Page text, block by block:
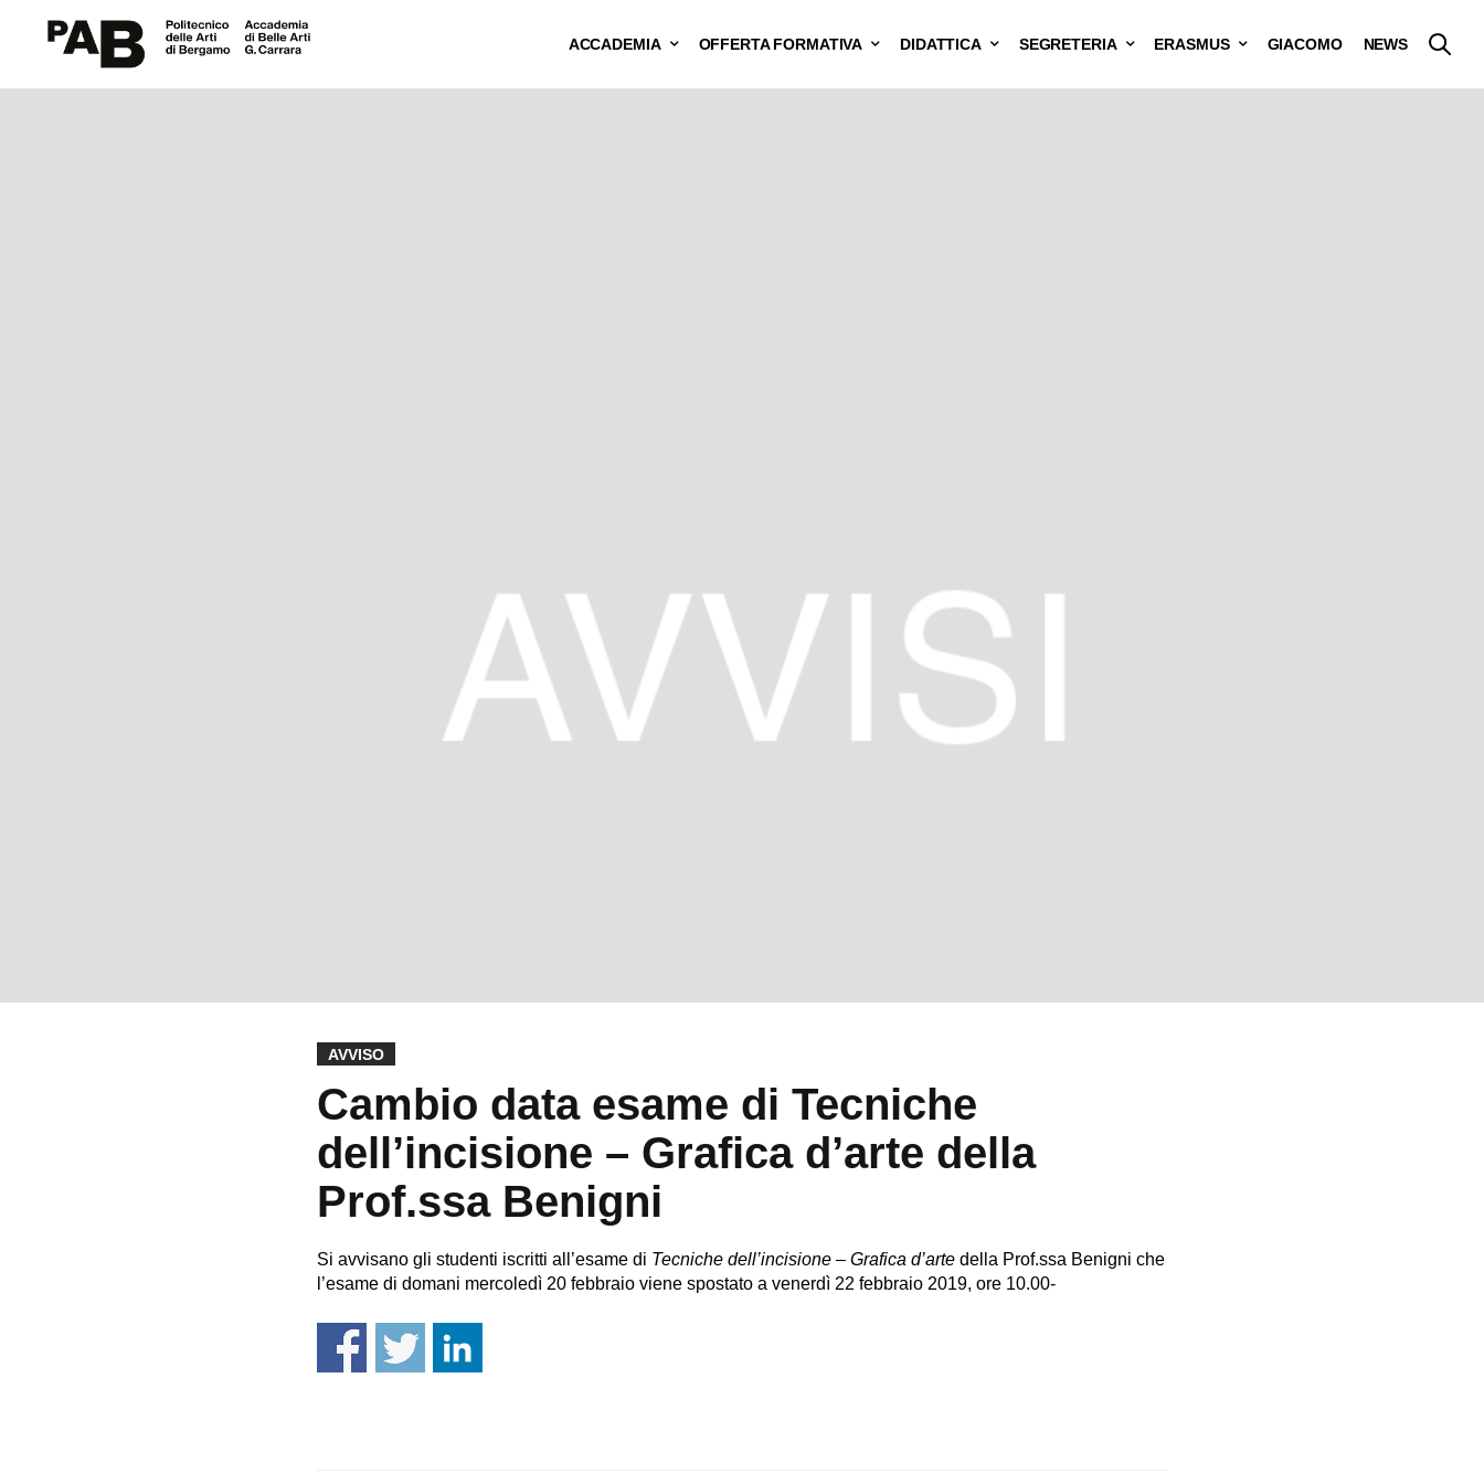
ACCADEMIA OFFERTA FORMATIVA DIDATTICA SEGRETERIA ERASMUS GIACOMO NEWS
AVVISO
Cambio data esame di Tecniche
dell’incisione – Grafica d’arte della
Prof.ssa Benigni
Si avvisano gli studenti iscritti all’esame di Tecniche dell’incisione – Grafica d’arte della Prof.ssa Benigni che
l’esame di domani mercoledì 20 febbraio viene spostato a venerdì 22 febbraio 2019, ore 10.00-